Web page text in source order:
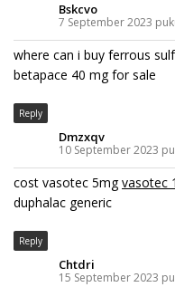
Bskcvo
7 September 2023
where can i buy ferrous
betapace 40 mg for sale
Reply
Dmzxqv
10 September 2023
cost vasotec 5mgvasotec
duphalac generic
Reply
Chtdri
15 September 2023